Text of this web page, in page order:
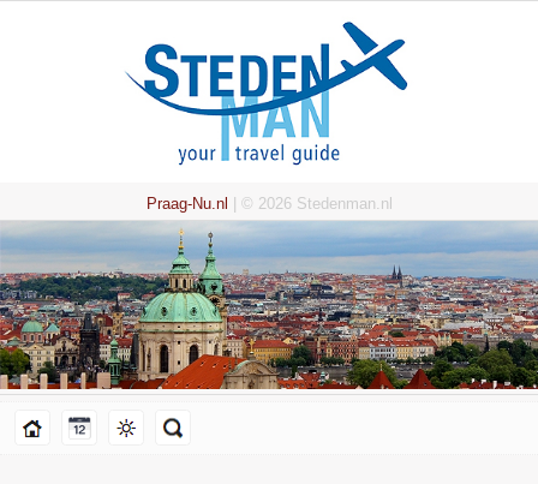
Praag-Nu.nl | © 2026 Stedenman.nl